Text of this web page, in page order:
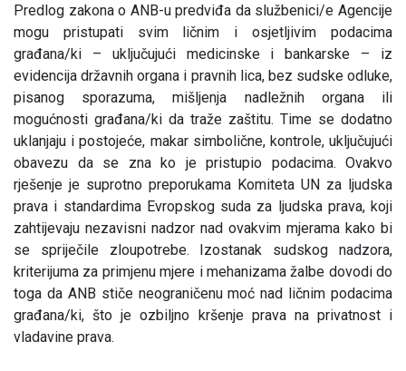
Predlog zakona o ANB-u predviđa da službenici/e Agencije
mogu pristupati svim ličnim i osjetljivim podacima
građana/ki – uključujući medicinske i bankarske – iz
evidencija državnih organa i pravnih lica, bez sudske odluke,
pisanog sporazuma, mišljenja nadležnih organa ili
mogućnosti građana/ki da traže zaštitu. Time se dodatno
uklanjaju i postojeće, makar simbolične, kontrole, uključujući
obavezu da se zna ko je pristupio podacima. Ovakvo
rješenje je suprotno preporukama Komiteta UN za ljudska
prava i standardima Evropskog suda za ljudska prava, koji
zahtijevaju nezavisni nadzor nad ovakvim mjerama kako bi
se spriječile zloupotrebe. Izostanak sudskog nadzora,
kriterijuma za primjenu mjere i mehanizama žalbe dovodi do
toga da ANB stiče neograničenu moć nad ličnim podacima
građana/ki, što je ozbiljno kršenje prava na privatnost i
vladavine prava.